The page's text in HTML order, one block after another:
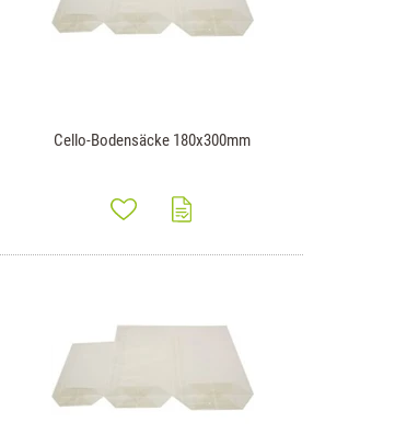
Cello-Bodensäcke 180x300mm